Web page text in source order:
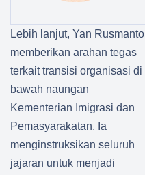
MSB II
Bersam
a II
(MSB)
ditutu
p. Ini
Sebab
nya
Temuk
an di
Tiga
Kecam
Singkil
Lebih lanjut, Yan Rusmanto
memberikan arahan tegas
terkait transisi organisasi di
bawah naungan
Kementerian Imigrasi dan
Pemasyarakatan. Ia
menginstruksikan seluruh
jajaran untuk menjadi